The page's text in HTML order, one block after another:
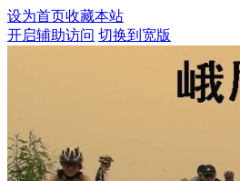
设为首页收藏本站
开启辅助访问 切换到宽版